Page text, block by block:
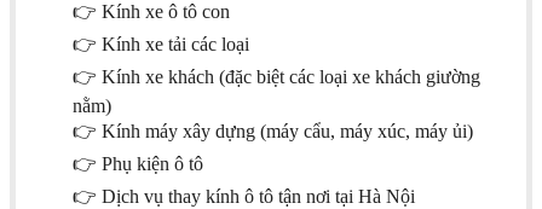
👉 Kính xe ô tô con
👉 Kính xe tải các loại
👉 Kính xe khách (đặc biệt các loại xe khách giường
nằm)
👉 Kính máy xây dựng (máy cẩu, máy xúc, máy ủi)
👉 Phụ kiện ô tô
👉 Dịch vụ thay kính ô tô tận nơi tại Hà Nội